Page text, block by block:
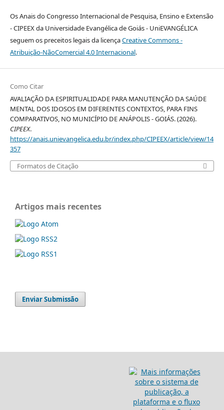
Os Anais do Congresso Internacional de Pesquisa, Ensino e Extensão
- CIPEEX da Universidade Evangélica de Goiás - UniEVANGÉLICA
seguem os preceitos legais da licençaCreative Commons -
Atribuição-NãoComercial 4.0 Internacional.
Como Citar
AVALIAÇÃO DA ESPIRITUALIDADE PARA MANUTENÇÃO DA SAÚDE
MENTAL DOS IDOSOS EM DIFERENTES CONTEXTOS, PARA FINS
COMPARATIVOS, NO MUNICÍPIO DE ANÁPOLIS - GOIÁS. (2026).
CIPEEX.
https://anais.unievangelica.edu.br/index.php/CIPEEX/article/view/14
357
Formatos de Citação
Artigos mais recentes
Enviar Submissão